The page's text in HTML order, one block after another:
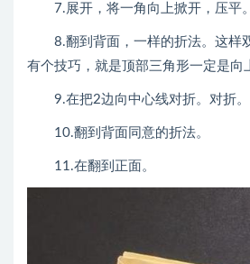
7.展开，将一角向上掀开，压平。
8.翻到背面，一样的折法。这样
有个技巧，就是顶部三角形一定是向
9.在把2边向中心线对折。对折。
10.翻到背面同意的折法。
11.在翻到正面。